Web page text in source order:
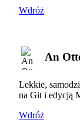
Wdróż
An
Lekkie,
na Git i edycją
Wdróż